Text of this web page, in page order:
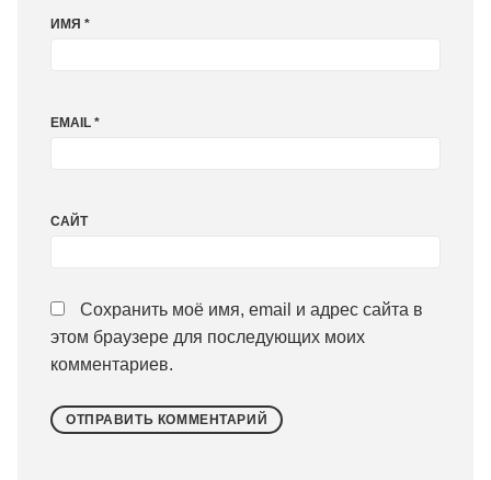
ИМЯ *
EMAIL *
САЙТ
Сохранить моё имя, email и адрес сайта в
этом браузере для последующих моих
комментариев.